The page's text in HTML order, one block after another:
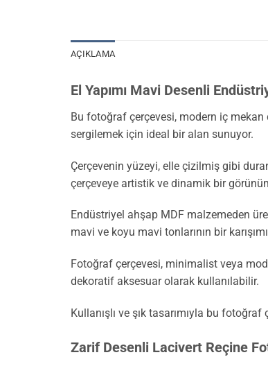
AÇIKLAMA
El Yapımı Mavi Desenli
Bu fotoğraf çerçevesi, modern iç mekan
sergilemek için ideal bir alan sunuyor.
Çerçevenin yüzeyi, elle çizilmiş gibi
çerçeveye artistik ve dinamik bir
Endüstriyel ahşap MDF malzemeden
mavi ve koyu mavi tonlarının bir
Fotoğraf çerçevesi, minimalist veya
dekoratif aksesuar olarak kullanılabilir.
Kullanışlı ve şık tasarımıyla bu
Zarif Desenli Lacivert Reçine